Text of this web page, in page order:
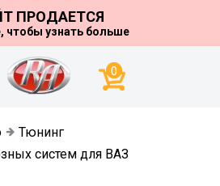
ПРОДАЕТСЯ
чтобы узнать больше
0
Тюнинг
систем для ВАЗ